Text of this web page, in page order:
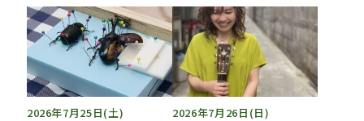
2026年7月25日(土)
2026年7月26日(日)